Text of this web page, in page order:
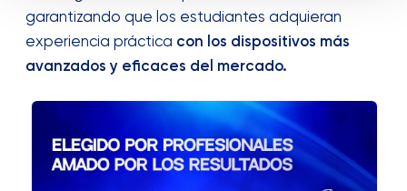
máxima precisión, eficiencia y resultados
excepcionales en cada tratamiento, manteniendo
al mismo tiempo bajos costes de mantenimiento.
Cada dispositivo Zemits se desarrolla conforme a
más actuales en estética profesional. Desde la
crioterapia y los microcorrientes, hasta la
radiofrecuencia y las innovaciones láser, nuestras
soluciones permiten a los profesionales optimizar su